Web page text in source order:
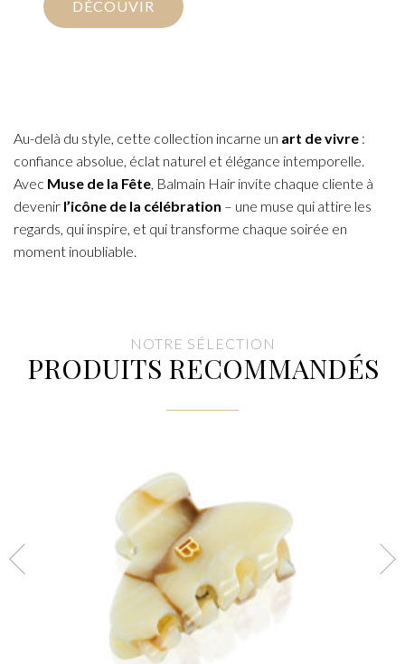
DÉCOUVIR
Au-delà du style, cette collection incarne un art de vivre :
confiance absolue, éclat naturel et élégance intemporelle.
Avec Muse de la Fête, Balmain Hair invite chaque cliente à
devenir l’icône de la célébration – une muse qui attire les
regards, qui inspire, et qui transforme chaque soirée en
moment inoubliable.
NOTRE SÉLECTION
PRODUITS RECOMMANDÉS